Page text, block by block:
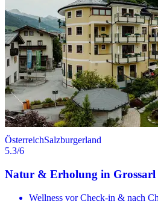
ÖsterreichSalzburgerland
5.3/6
Natur & Erholung in Grossarl
Wellness vor Check-in & nach